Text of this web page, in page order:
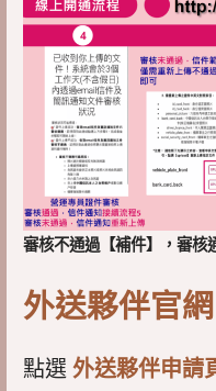
審核不通過【補件】，審核
外送夥伴官
點選 外送夥伴申請